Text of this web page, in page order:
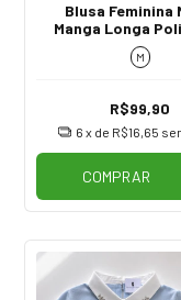
Blusa Feminina
Manga Longa
Detalhe Franzido
M
R$99,90
6 x de R$16,65
COMPRAR